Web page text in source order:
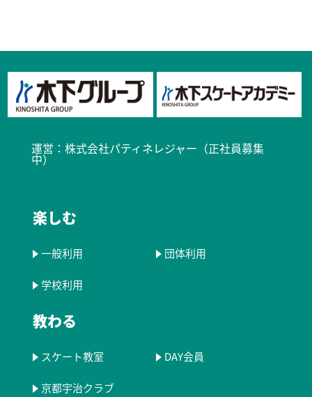
運営： 株式会社パティネレジャー（正社員募集
中）​
楽しむ
一般利用 団体利用
学校利用
教わる
スケート教室 DAY会員
京都宇治クラブ